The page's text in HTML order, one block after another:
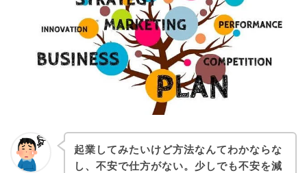
起業してみたいけど方法なんてわかならな
し、不安で仕方がない。少しでも不安を減